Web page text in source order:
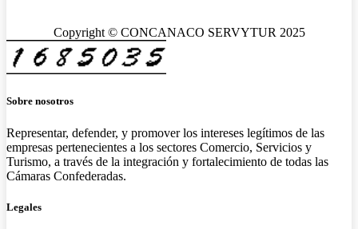
Copyright © CONCANACO SERVYTUR 2025
Sobre nosotros
Representar, defender, y promover los intereses legítimos de las
empresas pertenecientes a los sectores Comercio, Servicios y
Turismo, a través de la integración y fortalecimiento de todas las
Cámaras Confederadas.
Legales